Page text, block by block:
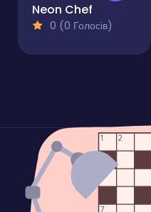
Neon Chef
0 (0 Голосів)